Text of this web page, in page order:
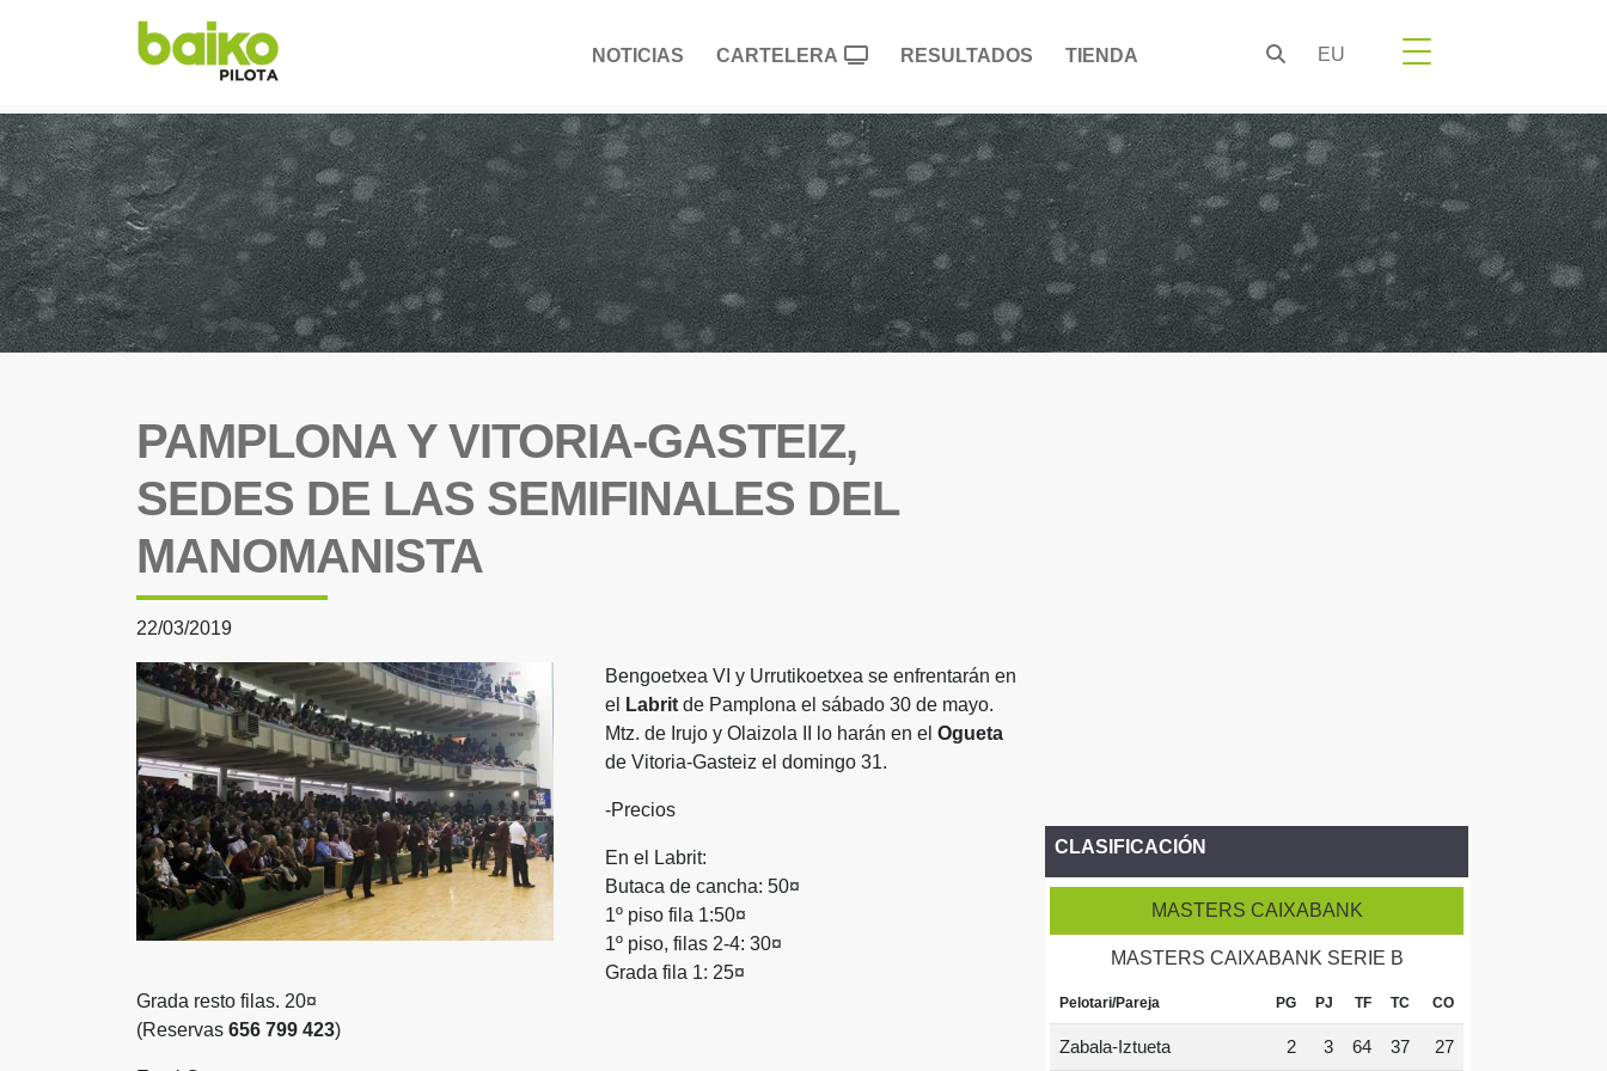
NOTICIAS CARTELERA RESULTADOS TIENDA EU
PAMPLONA Y VITORIA-GASTEIZ,
SEDES DE LAS SEMIFINALES DEL
MANOMANISTA
22/03/2019
Bengoetxea VI y Urrutikoetxea se enfrentarán en
el
Labrit de Pamplona el sábado 30 de mayo.
Mtz. de Irujo y Olaizola II lo harán en el Ogueta
de Vitoria-Gasteiz el domingo 31.
-Precios
En el Labrit:
Butaca de cancha: 50¤
1º piso fila 1:50¤
1º piso, filas 2-4: 30¤
Grada fila 1: 25¤
Grada resto filas. 20¤
(Reservas 656 799 423)
CLASIFICACIÓN
MASTERS CAIXABANK
MASTERS CAIXABANK SERIE B
Pelotari/Pareja PG PJ TF TC CO
Zabala-Iztueta 2 3 64 37 27